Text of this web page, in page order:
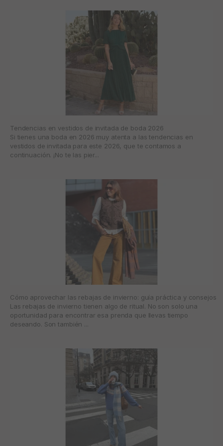
Tendencias en vestidos de invitada de boda 2026
Si tienes una boda en 2026 muy atenta a las tendencias en
vestidos de invitada para este 2026, que te contamos a
continuación. ¡No te las pier...
Cómo aprovechar las rebajas de invierno: guía práctica y consejos
Las rebajas de invierno tienen algo de ritual. No son solo una
oportunidad para encontrar esa prenda que llevas tiempo
deseando. Son también ...